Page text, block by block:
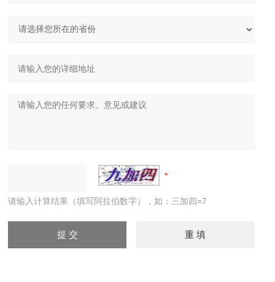
请输入计算结果（填写阿拉伯数字），如：三加四=7